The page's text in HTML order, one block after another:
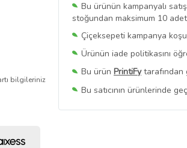
Bu ürünün kampanyalı
stoğundan maksimum 10
Çiçeksepeti kampanya
Ürünün iade politikasını
Bu ürün PrintiFytarafından
Bu satıcının ürünlerinde
Bu SatıcınınTüm
bilgileriniz